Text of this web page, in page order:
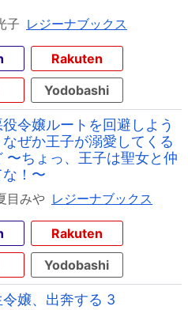
子 レジーナブックス
Rakuten
Yodobashi
役令嬢ルートを回避しよう
なぜか王子が溺愛してくる
〜ちょっ、王子は聖女と仲
！〜
目みや レジーナブックス
Rakuten
Yodobashi
嬢、出奔する 3